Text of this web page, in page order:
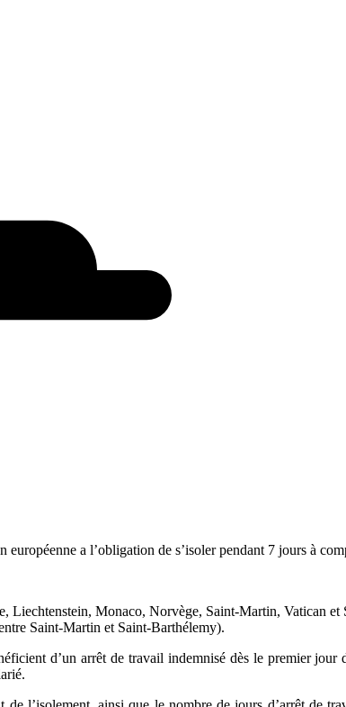
a l’obligation de s’isoler pendant 7 jours à
Liechtenstein, Monaco, Norvège, Saint-Martin, Vatican et
Saint-Martin et Saint-Barthélemy).
d’un arrêt de travail indemnisé dès le premier jour